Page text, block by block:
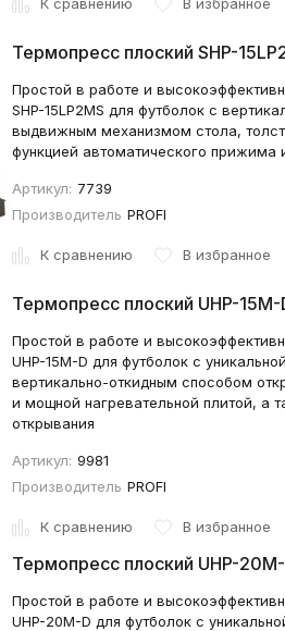
Термопресс плоский SHP-
Простой в работе и
SHP-15LP2MS для футболок с
выдвижным механизмом стола,
функцией автоматического прижима
Артикул: 7739
Производитель PROFI
К сравнению В избранное
Термопресс плоский UHP-15M-
Простой в работе и
UHP-15M-D для футболок с
вертикально-откидным способом
и мощной нагревательной плитой, а
открывания
Артикул: 9981
Производитель PROFI
К сравнению В избранное
Термопресс плоский UHP-
Простой в работе и
UHP-20M-D для футболок с